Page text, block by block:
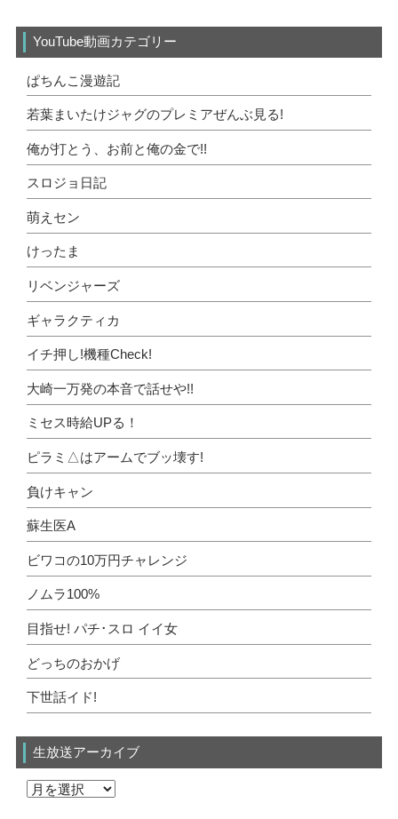
YouTube動画カテゴリー
ぱちんこ漫遊記
若葉まいたけジャグのプレミアぜんぶ見る!
俺が打とう、お前と俺の金で!!
スロジョ日記
萌えセン
けったま
リベンジャーズ
ギャラクティカ
イチ押し!機種Check!
大崎一万発の本音で話せや!!
ミセス時給UPる！
ピラミ△はアームでブッ壊す!
負けキャン
蘇生医A
ビワコの10万円チャレンジ
ノムラ100%
目指せ! パチ･スロ イイ女
どっちのおかげ
下世話イド!
生放送アーカイブ